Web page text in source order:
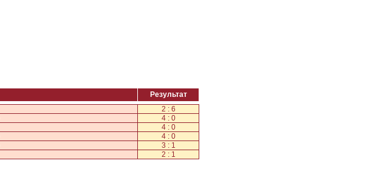
Результат
2 : 6
4 : 0
4 : 0
4 : 0
3 : 1
2 : 1